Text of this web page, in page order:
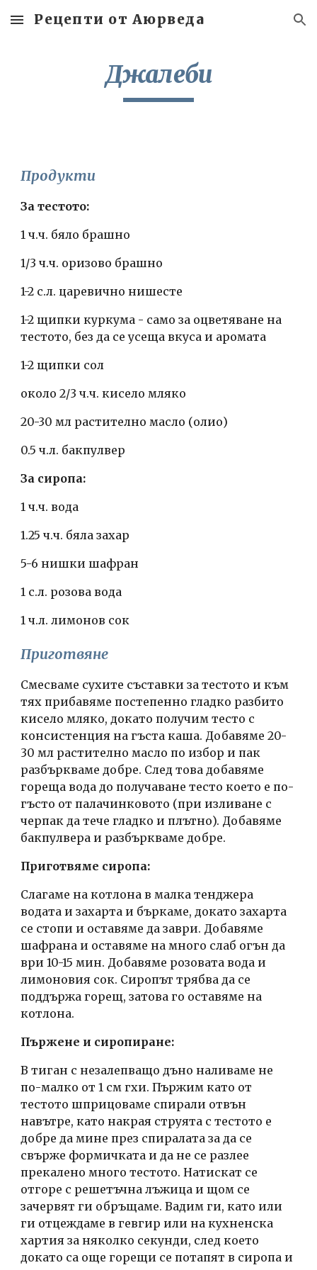
Skip to main content Skip to navigation
Рецепти от Аюрведа
Джалеби
Продукти
За тестото:
1 ч.ч. бяло брашно
1/3 ч.ч. оризово брашно
1-2 с.л. царевично нишесте
1-2 щипки куркума - само за оцветяване на
тестото, без да се усеща вкуса и аромата
1-2 щипки сол
около 2/3 ч.ч. кисело мляко
20-30 мл растително масло (олио)
0.5 ч.л. бакпулвер
За сиропа:
1 ч.ч. вода
1.25 ч.ч. бяла захар
5-6 нишки шафран
1 с.л. розова вода
1 ч.л. лимонов сок
Приготвяне
Смесваме сухите съставки за тестото и към
тях прибавяме постепенно гладко разбито
кисело мляко, докато получим тесто с
консистенция на гъста каша. Добавяме 20-
30 мл растително масло по избор и пак
разбъркваме добре. След това добавяме
гореща вода до получаване тесто което е по-
гъсто от палачинковото (при изливане с
черпак да тече гладко и плътно). Добавяме
бакпулвера и разбъркваме добре.
Приготвяме сиропа:
Слагаме на котлона в малка тенджера
водата и захарта и бъркаме, докато захарта
се стопи и оставяме да заври. Добавяме
шафрана и оставяме на много слаб огън да
ври 10-15 мин. Добавяме розовата вода и
лимоновия сок. Сиропът трябва да се
поддържа горещ, затова го оставяме на
котлона.
Пържене и сиропиране:
В тиган с незалепващо дъно наливаме не
по-малко от 1 см гхи. Пържим като от
тестото шприцоваме спирали отвън
навътре, като накрая струята с тестото е
добре да мине през спиралата за да се
свърже формичката и да не се разлее
прекалено много тестото. Натискат се
отгоре с решетъчна лъжица и щом се
зачервят ги обръщаме. Вадим ги, като или
ги отцеждаме в гевгир или на кухненска
хартия за няколко секунди, след което
докато са още горещи се потапят в сиропа и